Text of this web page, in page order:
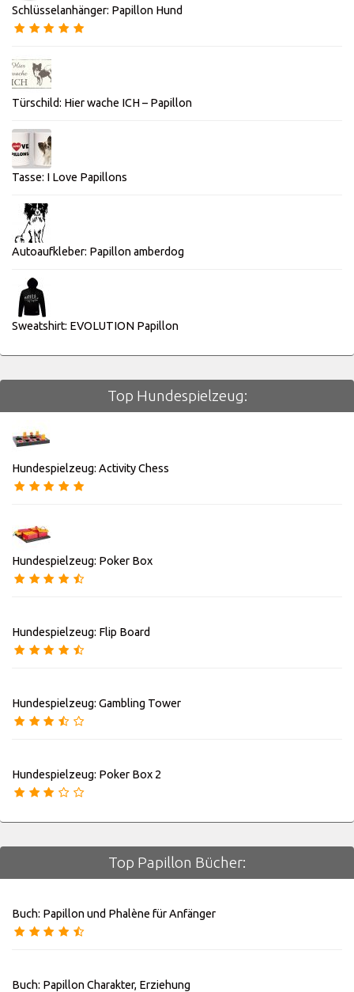
Schlüsselanhänger: Papillon Hund
Türschild: Hier wache ICH – Papillon
Tasse: I Love Papillons
Autoaufkleber: Papillon amberdog
Sweatshirt: EVOLUTION Papillon
Top Hundespielzeug:
Hundespielzeug: Activity Chess
Hundespielzeug: Poker Box
Hundespielzeug: Flip Board
Hundespielzeug: Gambling Tower
Hundespielzeug: Poker Box 2
Top Papillon Bücher:
Buch: Papillon und Phalène für Anfänger
Buch: Papillon Charakter, Erziehung